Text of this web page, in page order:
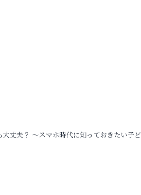
丈夫？ ～スマホ時代に知っておきたい子